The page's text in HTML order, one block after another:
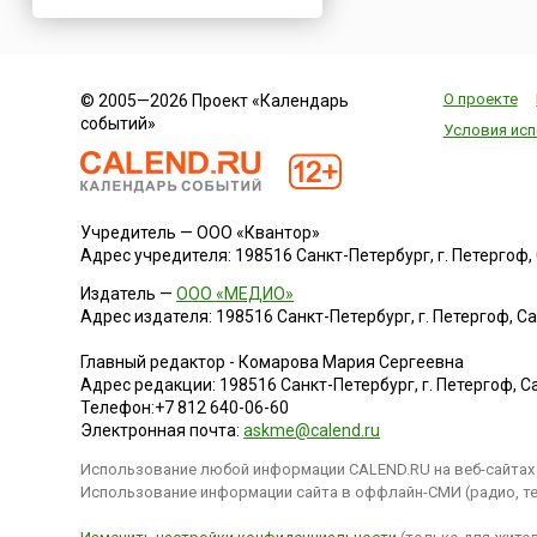
Новая Зеландия
Норвегия
ОАЭ
Оман
Палестина
Панама
Перу
Португалия
Румыния
Саудовская Аравия
© 2005—2026 Проект «Календарь
событий»
О проекте
Условия
Учредитель — ООО «Квантор»
Адрес учредителя: 198516 Санкт-Петербург, г.
Издатель —ООО «МЕДИО»
Адрес издателя: 198516 Санкт-Петербург, г. Петергоф,
Главный редактор - Комарова Мария Сергеевна
Адрес редакции: 198516 Санкт-Петербург, г. Петергоф,
Телефон:+7 812 640-06-60
Электронная почта:askme@calend.ru
Использование любой информации CALEND.RU на веб-
Использование информации сайта в оффлайн-СМИ (радио,